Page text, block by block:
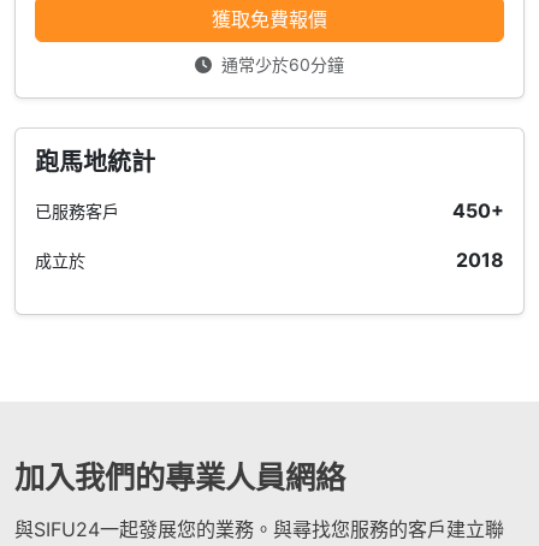
獲取免費報價
通常少於60分鐘
跑馬地統計
已服務客戶 450+
成立於 2018
加入我們的專業人員網絡
與SIFU24一起發展您的業務。與尋找您服務的客戶建立聯